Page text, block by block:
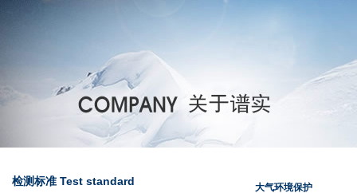
检测标准 Test standard 大气环境保护